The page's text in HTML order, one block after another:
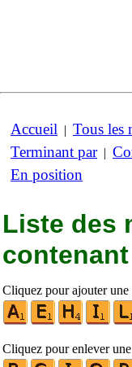
Accueil | Tous les
Terminant par|
En position
Liste des
contenant
Cliquez pour ajouter une
Cliquez pour enlever